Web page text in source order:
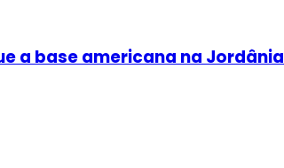
a base americana na Jordânia